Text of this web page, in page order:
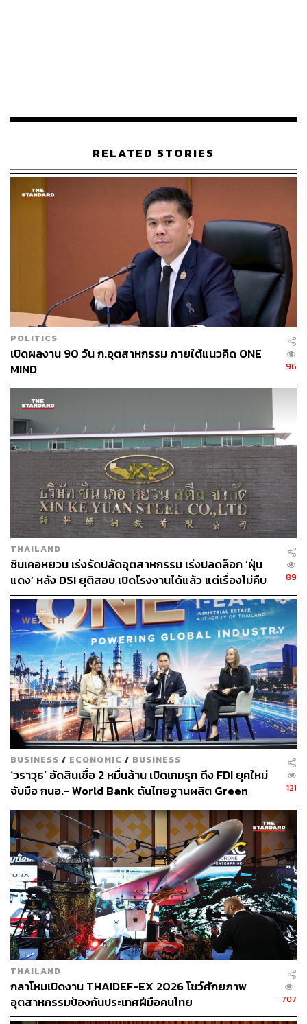
“ดิฉันได้ขอให้ทีมงานที่เกี่ยวข้องทั้งหมดเตรียมขั้นตอน
(Procedure) เส้นทาง (Routing) และรายชื่อผู้รับผิดชอบใน
การขนย้ายและตรวจสอบทั้งหมด เพื่อใช้ในการกำกับดูแล
การดำเนินงานให้เป็นมาตรฐาน ตลอดจนต้องมีการเตรียม
แผนสำรองฉุกเฉิน เพื่อให้กระบวนการขนย้ายไม่เกิดการ
สะดุด มีความปลอดภัย และสร้างความเชื่อมั่นให้กับ
ประชาชน” พิมพ์ภัทรากล่าว
พิมพ์ภัทรากล่าวด้วยว่า ในช่วงบ่ายของวันอาทิตย์ที่ 28
เมษายน ตนได้มอบให้ปลัดกระทรวงอุตสาหกรรมนำทีมซัก
ซ้อมกระบวนการนำถุงกากตะกอนแคดเมียมขึ้นรถบรรทุกใน
พื้นที่ บจก.
ขอบเขตพื้นที่โรงงานซึ่งเป็นอาคารปิด ไม่มีการนำถุงกาก
ตะกอนแคดเมียมออกนอกพื้นที่โรงงาน และยังไม่มีการขนส่ง
ไปยังพื้นที่อื่นแต่อย่างใด
ทั้งนี้ พิมพ์ภัทราเปิดเผยว่า ในช่วงบ่ายวันจันทร์ที่ 29 เมษายน
จะเดินทางไปตรวจสอบกระบวนการขนย้ายด้วยตัวเอง ณ
เจ แอนด์ บี เมททอลโดยขบวนเที่ยวแรกจากจังหวัด
สมุทรสาคร และกรุงเทพฯ จะออกจากจุดนัดหมายพร้อมกัน
ในเวลา 19.00 น. นำโดยตำรวจทางหลวง และคาดว่าจะถึง
จุดหมายปลายทางคือจังหวัดตาก ช่วงเช้ามืดของวันที่ 30
เมษายน
TAGS: กระทรวงอุตสาหกรรม
แคดเมียม (Cadmium)
154
ABOUT THE AUTHOR
THE STANDARD TEAM
กองบรรณาธิการ THE STANDARD
RELATED STORIES
POLITICS
เปิดผลงาน 90 วัน ก.อุตสาหกรรม ภายใต้แนวคิด ONE
MIND
96
THAILAND
ซินเคอหยวน เร่งรัดปลัดอุตสาหกรรม เร่งปลดล็อก ‘ฝุ่น
แดง’ หลัง DSI ยุติสอบ เปิดโรงงานได้แล้ว แต่เรื่องไม่คืบ
หน้า
89
BUSINESS / ECONOMIC / BUSINESS
‘วราวุธ’ อัดสินเชื่อ 2 หมื่นล้าน เปิดเกมรุก ดึง FDI ยุคใหม่
จับมือ กนอ.- World Bank ดันไทยฐานผลิต Green
Supply Chain
121
THAILAND
กลาโหมเปิดงาน THAIDEF-EX 2026 โชว์ศักยภาพ
อุตสาหกรรมป้องกันประเทศฝีมือคนไทย
707